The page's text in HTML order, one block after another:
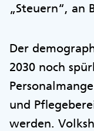
„Steuern“, an
Der
2030 noch
und
werden.